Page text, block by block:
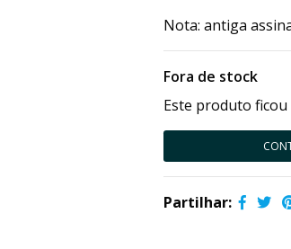
Nota: antiga
Fora de stock
Este produto ficou
Partilhar: